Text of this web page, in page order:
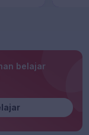
belajar